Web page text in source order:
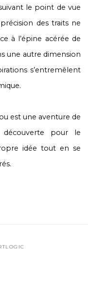
le point de vue
des traits ne
à l’épine acérée de
une autre dimension
s’entremêlent
est une aventure de
pour le
idée tout en se